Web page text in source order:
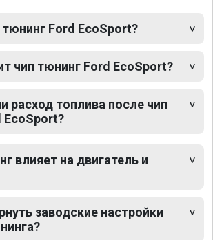
Ford EcoSport?
чип тюнинг Ford EcoSport?
расход топлива после чип
EcoSport?
влияет на двигатель и
заводские настройки